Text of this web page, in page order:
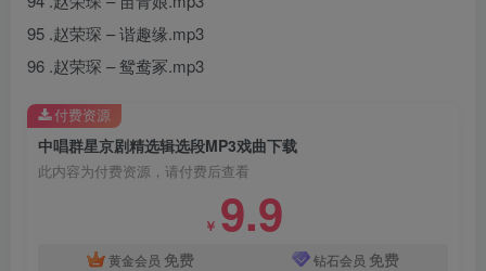
95 .赵荣琛 – 谐趣缘.mp3
96 .赵荣琛 – 鸳鸯冢.mp3
中唱群星京剧精选辑选段MP3戏曲下载
此内容为付费资源，请付费后查看
￥ 9.9
黄金会员 免费 钻石会员 免费
付费资源